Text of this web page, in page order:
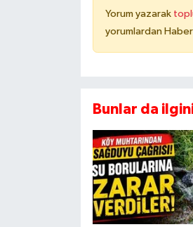
Yorum yazarak
yorumlardan
Bunlar da